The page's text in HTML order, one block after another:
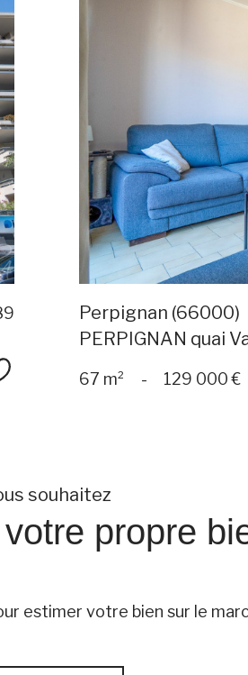
Perpignan (66000)
PERPIGNAN quai
67 m² - 129 000 €
souhaitez
propre
estimer votre bien sur le